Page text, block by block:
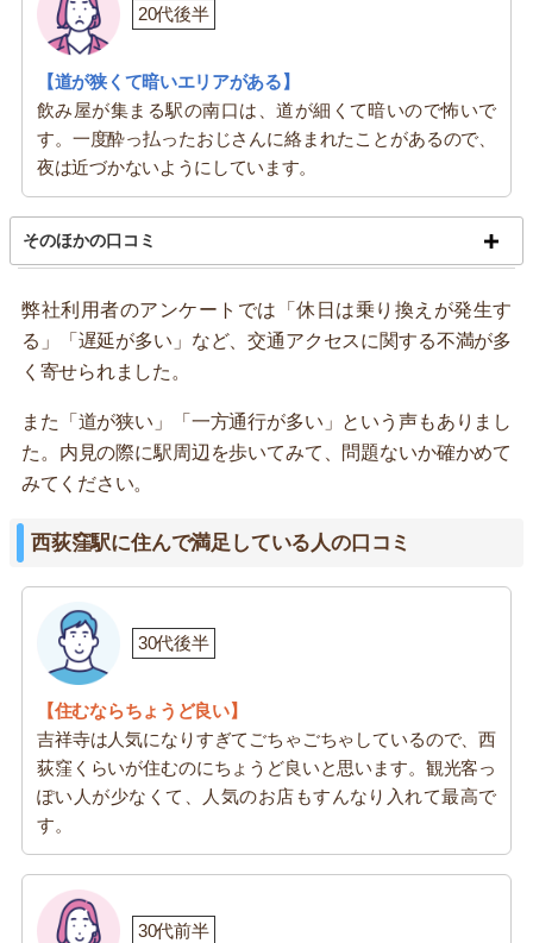
20代後半
【道が狭くて暗いエリアがある】
飲み屋が集まる駅の南口は、道が細くて暗いので怖いで
す。一度酔っ払ったおじさんに絡まれたことがあるので、
夜は近づかないようにしています。
そのほかの口コミ
弊社利用者のアンケートでは「休日は乗り換えが発生す
る」「遅延が多い」など、交通アクセスに関する不満が多
く寄せられました。
また「道が狭い」「一方通行が多い」という声もありまし
た。内見の際に駅周辺を歩いてみて、問題ないか確かめて
みてください。
西荻窪駅に住んで満足している人の口コミ
30代後半
【住むならちょうど良い】
吉祥寺は人気になりすぎてごちゃごちゃしているので、西
荻窪くらいが住むのにちょうど良いと思います。観光客っ
ぽい人が少なくて、人気のお店もすんなり入れて最高で
す。
30代前半